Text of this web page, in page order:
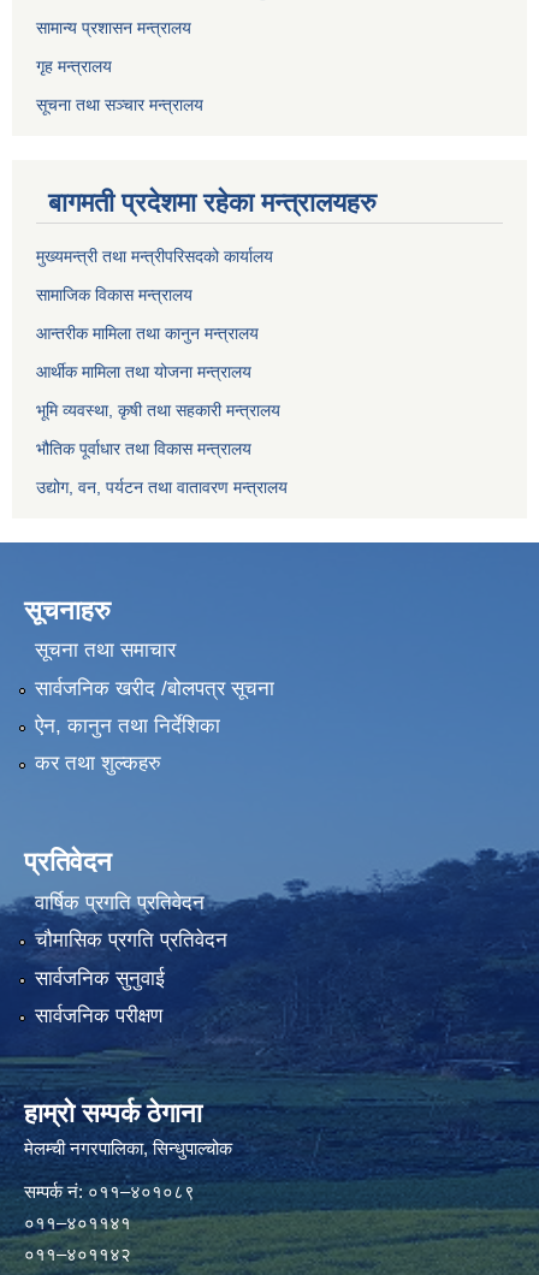
सामान्य प्रशासन मन्त्रालय
गृह मन्त्रालय
सूचना तथा सञ्चार मन्त्रालय
बागमती प्रदेशमा रहेका मन्त्रालयहरु
मुख्यमन्त्री तथा मन्त्रीपरिसदको कार्यालय
सामाजिक विकास मन्त्रालय
आन्तरीक मामिला तथा कानुन मन्त्रालय
आर्थीक मामिला तथा योजना मन्त्रालय
भूमि व्यवस्था, कृषी तथा सहकारी मन्त्रालय
भौतिक पूर्वाधार तथा विकास मन्त्रालय
उद्योग, वन, पर्यटन तथा वातावरण मन्त्रालय
सूचनाहरु
सूचना तथा समाचार
सार्वजनिक खरीद /बोलपत्र सूचना
ऐन, कानुन तथा निर्देशिका
कर तथा शुल्कहरु
प्रतिवेदन
वार्षिक प्रगति प्रतिवेदन
चौमासिक प्रगति प्रतिवेदन
सार्वजनिक सुनुवाई
सार्वजनिक परीक्षण
हाम्रो सम्पर्क ठेगाना
मेलम्ची नगरपालिका‍, सिन्धुपाल्चोक
सम्पर्क न‌ं: ०११–४०१०८९
०११–४०११४१
०११–४०११४२